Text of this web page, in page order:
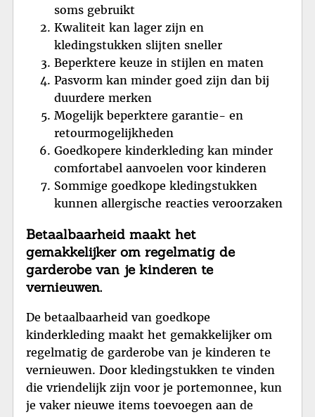
soms gebruikt
Kwaliteit kan lager zijn en
kledingstukken slijten sneller
Beperktere keuze in stijlen en maten
Pasvorm kan minder goed zijn dan bij
duurdere merken
Mogelijk beperktere garantie- en
retourmogelijkheden
Goedkopere kinderkleding kan minder
comfortabel aanvoelen voor kinderen
Sommige goedkope kledingstukken
kunnen allergische reacties veroorzaken
Betaalbaarheid maakt het
gemakkelijker om regelmatig de
garderobe van je kinderen te
vernieuwen.
De betaalbaarheid van goedkope
kinderkleding maakt het gemakkelijker om
regelmatig de garderobe van je kinderen te
vernieuwen. Door kledingstukken te vinden
die vriendelijk zijn voor je portemonnee, kun
je vaker nieuwe items toevoegen aan de